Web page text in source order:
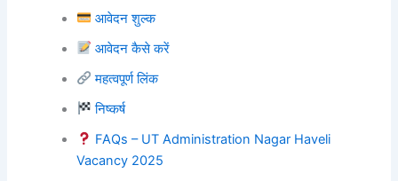
आवेदन शुल्क
आवेदन कैसे करें
महत्वपूर्ण लिंक
निष्कर्ष
FAQs – UT Administration Nagar Haveli
Vacancy 2025